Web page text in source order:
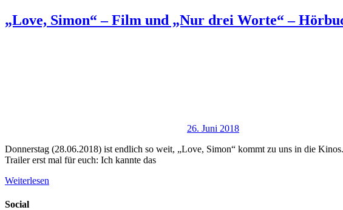
„Love, Simon“ – Film und „Nur drei Worte“ –
26. Juni 2018
Donnerstag (28.06.2018) ist endlich so weit, „Love, Simon“ kommt zu uns in die
Trailer erst mal für euch: Ich kannte das
Weiterlesen
Social